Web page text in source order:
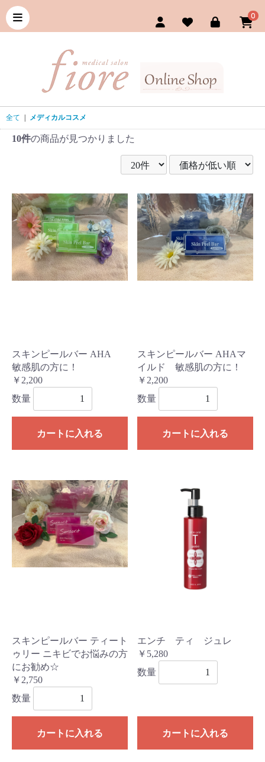
0
全て メディカルコスメ
10件の商品が見つかりました
スキンピールバー AHA
敏感肌の方に！
￥2,200
数量
カートに入れる
スキンピールバー AHAマ
イルド 敏感肌の方に！
￥2,200
数量
カートに入れる
スキンピールバー ティート
ゥリー ニキビでお悩みの方
にお勧め☆
￥2,750
数量
カートに入れる
エンチ ティ ジュレ
￥5,280
数量
カートに入れる